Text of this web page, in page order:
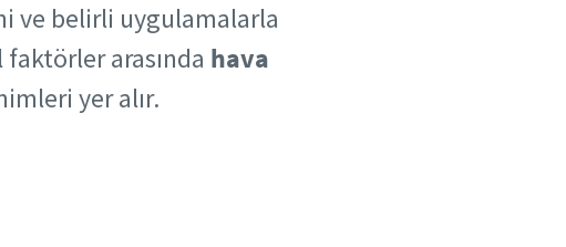
ve belirli uygulamalarla
arasında hava
yer alır.